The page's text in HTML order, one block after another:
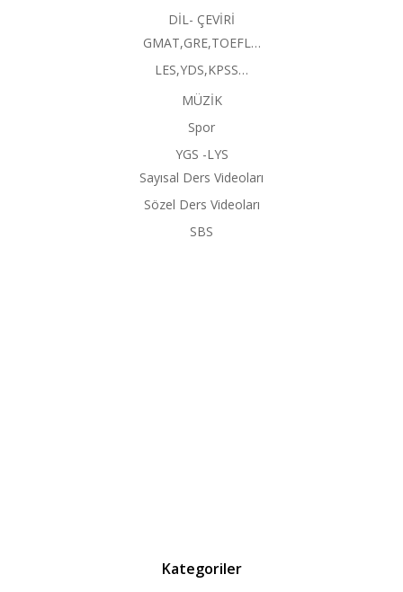
DİL- ÇEVİRİ
GMAT,GRE,TOEFL…
LES,YDS,KPSS…
MÜZİK
Spor
YGS -LYS
Sayısal Ders Videoları
Sözel Ders Videoları
SBS
Kategoriler